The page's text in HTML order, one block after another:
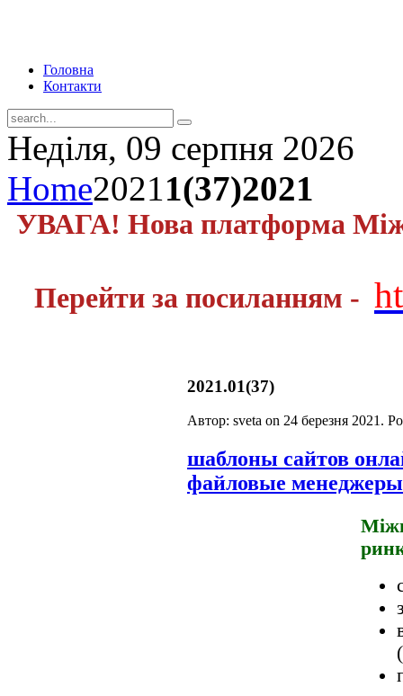
Головна
Контакти
Неділя, 09 серпня 2026
Home20211(37)2021
УВАГА! Нова платформа
Перейти за посиланням -
2021.01(37)
Автор: sveta on 24 березня 2021.
шаблоны сайтов
файловые